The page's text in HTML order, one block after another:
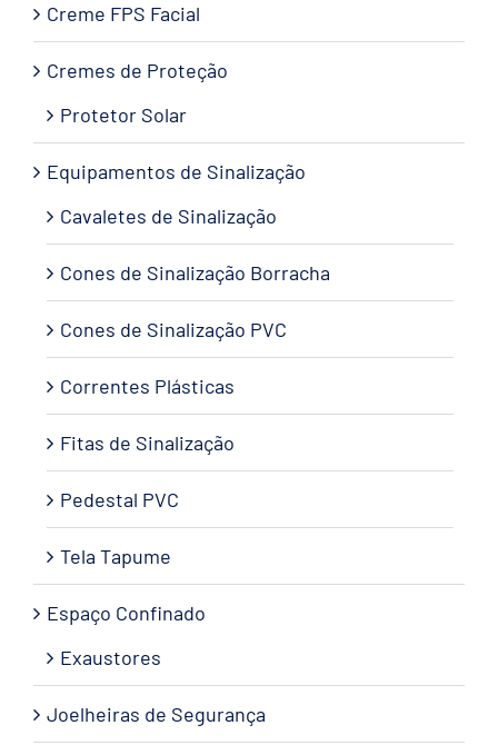
Creme FPS Facial
Cremes de Proteção
Protetor Solar
Equipamentos de Sinalização
Cavaletes de Sinalização
Cones de Sinalização Borracha
Cones de Sinalização PVC
Correntes Plásticas
Fitas de Sinalização
Pedestal PVC
Tela Tapume
Espaço Confinado
Exaustores
Joelheiras de Segurança